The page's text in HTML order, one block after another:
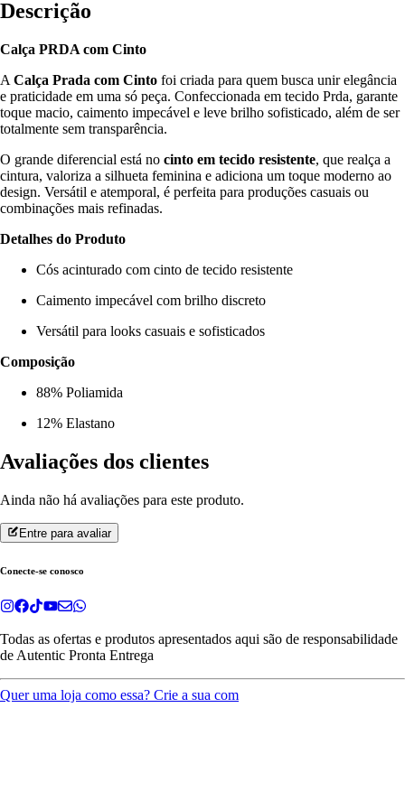
Descrição
Calça PRDA com Cinto
A Calça Prada com Cinto foi criada para quem busca unir elegância
e praticidade em uma só peça. Confeccionada em tecido Prda, garante
toque macio, caimento impecável e leve brilho sofisticado, além de ser
totalmente sem transparência.
O grande diferencial está no cinto em tecido resistente, que realça a
cintura, valoriza a silhueta feminina e adiciona um toque moderno ao
design. Versátil e atemporal, é perfeita para produções casuais ou
combinações mais refinadas.
Detalhes do Produto
Cós acinturado com cinto de tecido resistente
Caimento impecável com brilho discreto
Versátil para looks casuais e sofisticados
Composição
88% Poliamida
12% Elastano
Avaliações dos clientes
Ainda não há avaliações para este produto.
Entre para avaliar
Conecte-se conosco
Todas as ofertas e produtos apresentados aqui são de responsabilidade
de Autentic Pronta Entrega
Quer uma loja como essa? Crie a sua com